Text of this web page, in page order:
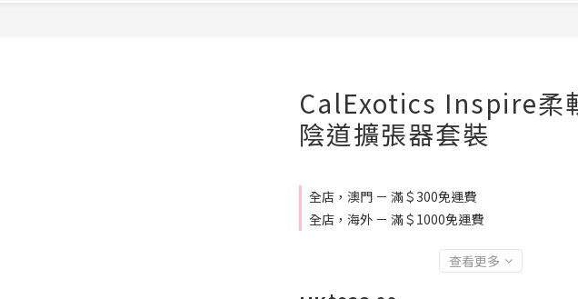
CalExotics Inspire柔
陰道擴張器套裝
全店，澳門 － 滿＄300免運費
全店，海外 － 滿＄1000免運費
查看更多